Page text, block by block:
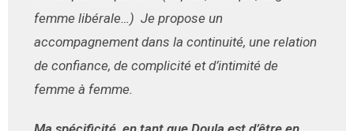
femme libérale…) Je propose un
accompagnement dans la continuité, une relation
de confiance, de complicité et d’intimité de
femme à femme.